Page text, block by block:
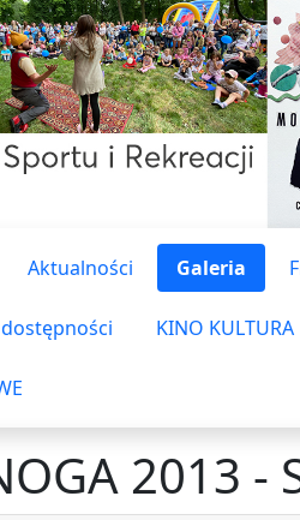
Aktualności Galeria
KINO KULTURA
2013 -